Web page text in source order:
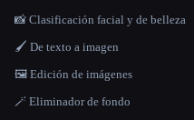
📸 Clasificación facial y de belleza
🖌️ De texto a imagen
🖼️ Edición de imágenes
🪄 Eliminador de fondo